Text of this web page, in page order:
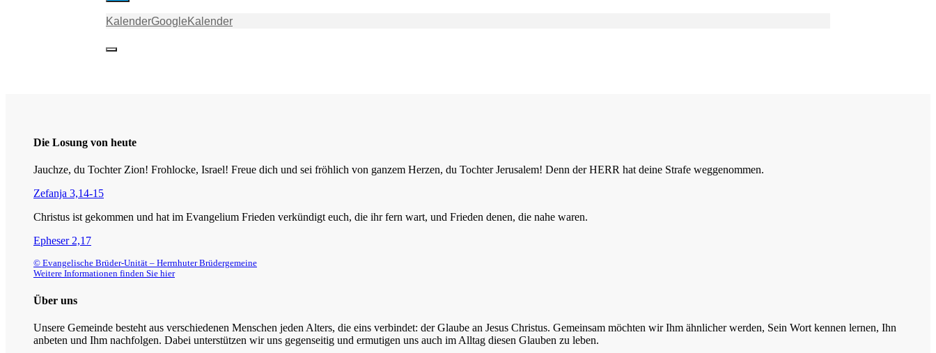
KalenderGoogleKalender
Die Losung von heute
Jauchze, du Tochter Zion! Frohlocke, Israel! Freue dich und sei fröhlich von ganzem Herzen, du Tochter Jerusalem! Denn der HERR hat deine Strafe weggenommen.
Zefanja 3,14-15
Christus ist gekommen und hat im Evangelium Frieden verkündigt euch, die ihr fern wart, und Frieden denen, die nahe waren.
Epheser 2,17
© Evangelische Brüder-Unität – Herrnhuter Brüdergemeine
Weitere Informationen finden Sie hier
Über uns
Unsere Gemeinde besteht aus verschiedenen Menschen jeden Alters, die eins verbindet: der Glaube an Jesus Christus. Gemeinsam möchten wir Ihm ähnlicher werden, Sein Wort kennen lernen, Ihn
anbeten und Ihm nachfolgen. Dabei unterstützen wir uns gegenseitig und ermutigen uns auch im Alltag diesen Glauben zu leben.